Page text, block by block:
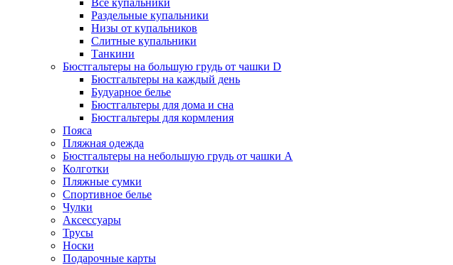
Все купальники
Раздельные купальники
Низы от купальников
Слитные купальники
Танкини
Бюстгальтеры на большую грудь от чашки D
Бюстгальтеры на каждый день
Будуарное белье
Бюстгальтеры для дома и сна
Бюстгальтеры для кормления
Пояса
Пляжная одежда
Бюстгальтеры на небольшую грудь от чашки А
Колготки
Пляжные сумки
Спортивное белье
Чулки
Аксессуары
Трусы
Носки
Подарочные карты